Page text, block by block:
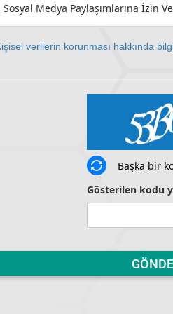
Sosyal Medya Paylaşımlarına İzin
verilerin korunması hakkında
Başka bir
Gösterilen kodu